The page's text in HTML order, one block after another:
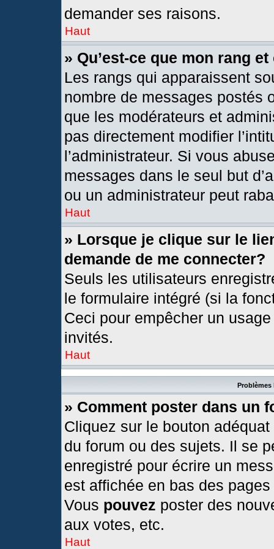
demander ses raisons.
Haut
» Qu’est-ce que mon rang
Les rangs qui apparaissent
nombre de messages postés
que les modérateurs et
pas directement modifier
l’administrateur. Si vous
messages dans le seul but
ou un administrateur peut
Haut
» Lorsque je clique sur le
demande de me connecter?
Seuls les utilisateurs
le formulaire intégré (si la
Ceci pour empêcher un
invités.
Haut
Problèmes
» Comment poster dans un
Cliquez sur le bouton
du forum ou des sujets. Il se
enregistré pour écrire un
est affichée en bas des
Vous pouvez poster des
aux votes, etc.
Haut